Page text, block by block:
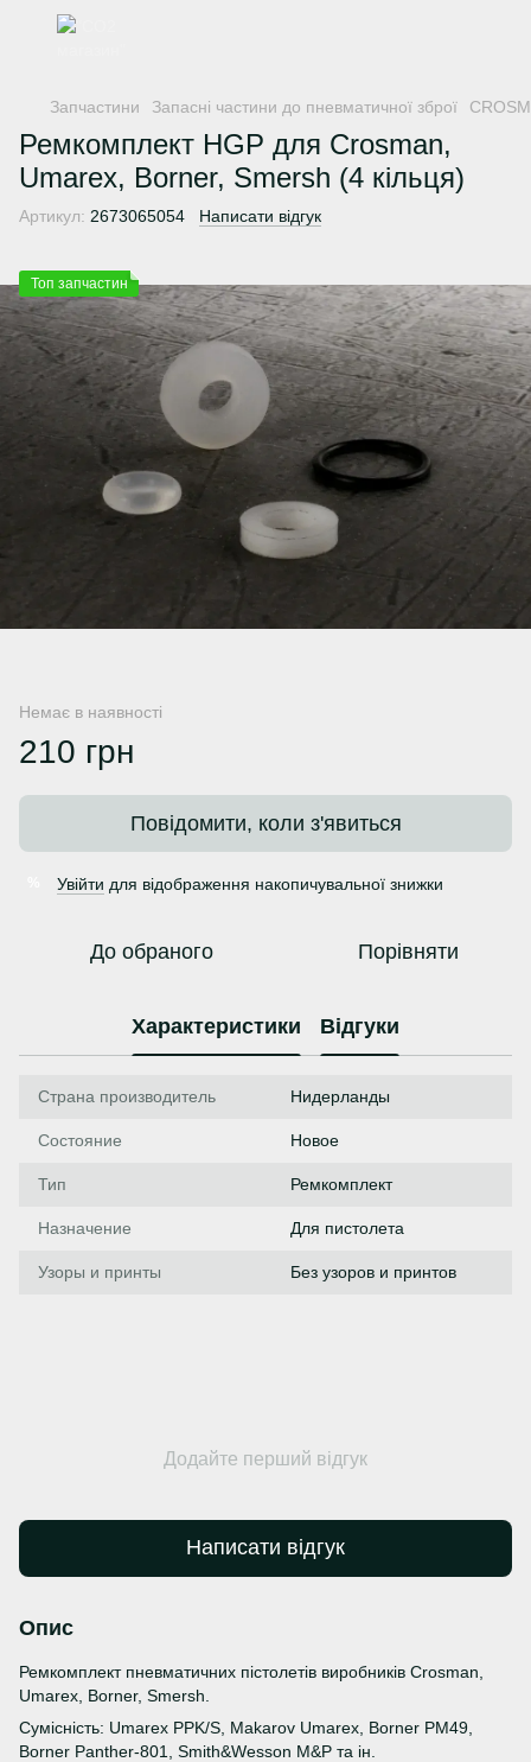
Запчастини Запасні частини до пневматичної зброї
Ремкомплект HGP для Crosman,
Umarex, Borner, Smersh (4 кільця)
Артикул: 2673065054 Написати відгук
Топ запчастин
Немає в наявності
210 грн
Повідомити, коли з'явиться
Увійти для відображення накопичувальної знижки
До обраного Порівняти
Характеристики Відгуки
Страна производитель Нидерланды
Состояние Новое
Тип Ремкомплект
Назначение Для пистолета
Узоры и принты Без узоров и принтов
Додайте перший відгук
Написати відгук
Опис
Ремкомплект пневматичних пістолетів виробників Crosman,
Umarex, Borner, Smersh.
Сумісність: Umarex PPK/S, Makarov Umarex, Borner PM49,
Borner Panther-801, Smith&Wesson M&P та ін.